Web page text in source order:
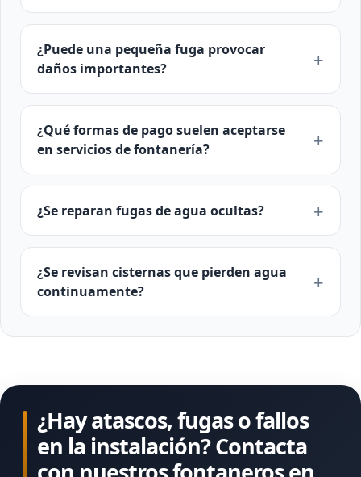
¿Puede una pequeña fuga provocar
daños importantes?
¿Qué formas de pago suelen aceptarse
en servicios de fontanería?
¿Se reparan fugas de agua ocultas?
¿Se revisan cisternas que pierden agua
continuamente?
¿Hay atascos, fugas o fallos
en la instalación? Contacta